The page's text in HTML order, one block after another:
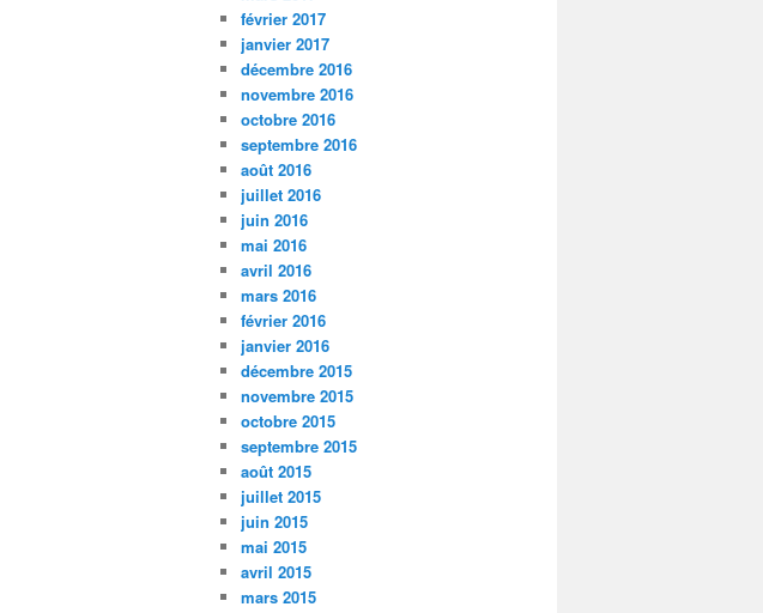
février 2017
janvier 2017
décembre 2016
novembre 2016
octobre 2016
septembre 2016
août 2016
juillet 2016
juin 2016
mai 2016
avril 2016
mars 2016
février 2016
janvier 2016
décembre 2015
novembre 2015
octobre 2015
septembre 2015
août 2015
juillet 2015
juin 2015
mai 2015
avril 2015
mars 2015